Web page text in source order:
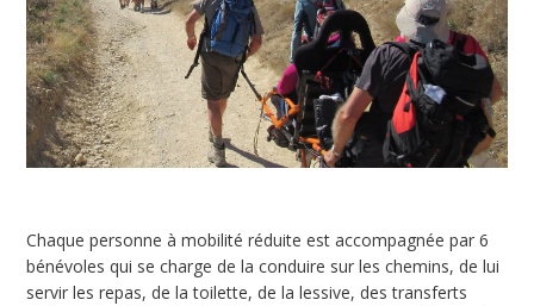
Chaque personne à mobilité réduite est accompagnée par 6
bénévoles qui se charge de la conduire sur les chemins, de lui
servir les repas, de la toilette, de la lessive, des transferts